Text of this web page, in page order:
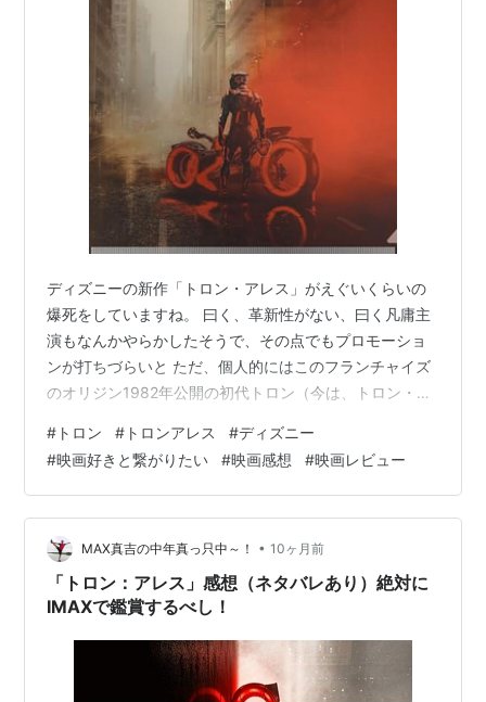
ディズニーの新作「トロン・アレス」がえぐいくらいの
爆死をしていますね。 曰く、革新性がない、曰く凡庸主
演もなんかやらかしたそうで、その点でもプロモーショ
ンが打ちづらいと ただ、個人的にはこのフランチャイズ
のオリジン1982年公開の初代トロン（今は、トロン・オ
半分フランチャイズへのお布施の気持ちで、一応映画館
で見るかぁ・・・と思っていて何とか時間が作れたの
で、小さい箱でしたが見に行きました なかなかどうし
て、悪くない。不満点も多くありましたが、ピンポイン
トに私を狙い撃ちしてきたような作品でした。個人的に
は2作目のトロン：レガシーよりも全然良いです…
# トロン # トロンアレス #ディズニー
#映画好きと繋がりたい #映画感想 #映画レビュー
MAX真吉の中年真っ只中～！ • 10ヶ月前
「トロン：アレス」感想（ネタバレあり）絶対に
IMAXで鑑賞するべし！